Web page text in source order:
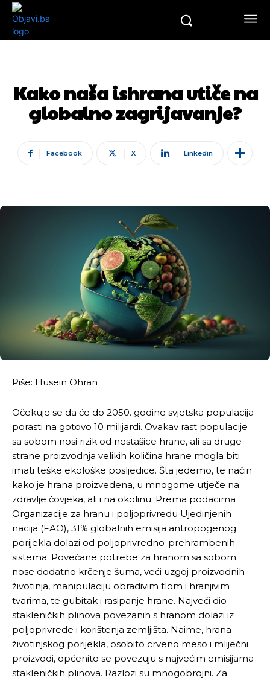
Kako naša ishrana utiče na
globalno zagrijavanje?
Facebook X Linkedin
Piše: Husein Ohran
Očekuje se da će do 2050. godine svjetska populacija
porasti na gotovo 10 milijardi. Ovakav rast populacije
sa sobom nosi rizik od nestašice hrane, ali sa druge
strane proizvodnja velikih količina hrane mogla biti
imati teške ekološke posljedice. Šta jedemo, te način
kako je hrana proizvedena, u mnogome utječe na
zdravlje čovjeka, ali i na okolinu. Prema podacima
Organizacije za hranu i poljoprivredu Ujedinjenih
nacija (FAO), 31% globalnih emisija antropogenog
porijekla dolazi od poljoprivredno-prehrambenih
sistema. Povećane potrebe za hranom sa sobom
nose dodatno krčenje šuma, veći uzgoj proizvodnih
životinja, manipulaciju obradivim tlom i hranjivim
tvarima, te gubitak i rasipanje hrane. Najveći dio
stakleničkih plinova povezanih s hranom dolazi iz
poljoprivrede i korištenja zemljišta. Naime, hrana
životinjskog porijekla, osobito crveno meso i mliječni
proizvodi, općenito se povezuju s najvećim emisijama
stakleničkih plinova. Razlozi su mnogobrojni. Za